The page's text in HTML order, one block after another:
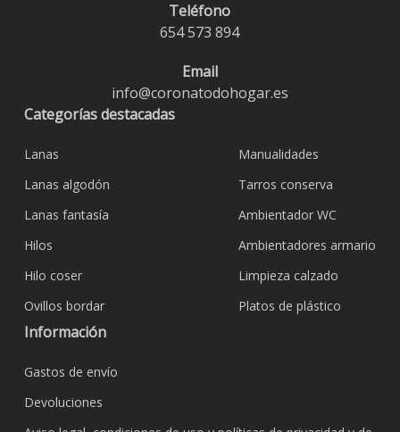
Teléfono
654 573 894
Email
info@coronatodohogar.es
Categorías destacadas
Lanas
Lanas algodón
Lanas fantasía
Hilos
Hilo coser
Ovillos bordar
Manualidades
Tarros conserva
Ambientador WC
Ambientadores armario
Limpieza calzado
Platos de plástico
Información
Gastos de envío
Devoluciones